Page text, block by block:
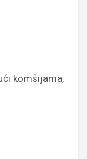
komšijama,